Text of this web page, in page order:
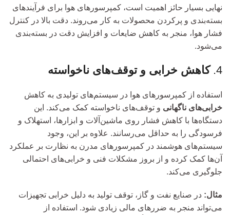
نهایی بسیار حائز اهمیت است، کمپرسورهای هوا برای فرآیندهای
بسته‌بندی و پرکردن محصولات به کار می‌روند. دقت بالا در کنترل
فشار هوا، منجر به کاهش ضایعات و افزایش دقت در بسته‌بندی
می‌شود.
4. کاهش خرابی و توقف‌های ناخواسته
استفاده از کمپرسورهای هوا در سیستم‌های تولیدی به کاهش
خرابی‌های ناگهانی و توقف‌های ناخواسته کمک می‌کند. این
دستگاه‌ها با کاهش فشار روی ماشین‌آلات و ابزارها، استهلاک و
فرسودگی را به حداقل می‌رسانند. علاوه بر این، وجود
سیستم‌های هوشمند در کمپرسورهای مدرن به نظارت بر عملکرد
آن‌ها کمک کرده و از بروز مشکلات فنی و خرابی‌های احتمالی
جلوگیری می‌کند.
مثال: در صنایع نفت و گاز، توقف تولید به دلیل خرابی تجهیزات
می‌تواند منجر به ضررهای مالی زیادی شود. استفاده از